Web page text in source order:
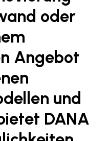
oder
Angebot
und
DANA